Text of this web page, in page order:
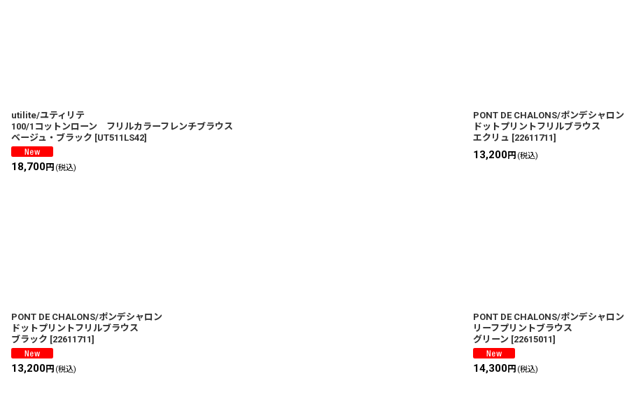
utilite/ユティリテ
100/1コットンローン フリルカラーフレンチブラウス
ベージュ・ブラック [UT511LS42]
18,700円 (税込)
PONT DE CHALONS/ポンデシャロン
ドットプリントフリルブラウス
エクリュ [22611711]
13,200円 (税込)
PONT DE CHALONS/ポンデシャロン
ドットプリントフリルブラウス
ブラック [22611711]
13,200円 (税込)
PONT DE CHALONS/ポンデシャロン
リーフプリントブラウス
グリーン [22615011]
14,300円 (税込)